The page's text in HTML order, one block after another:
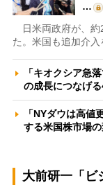
…
日米両政府が、約
た。米国も追加介
「キオクシア急
の成長につなげ
「NYダウは高
する米国株市場
大前研一「ビ